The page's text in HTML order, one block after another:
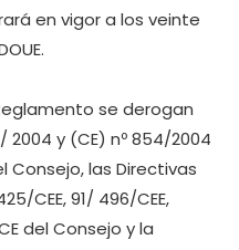
en vigor a los veinte
se derogan
2004 y (CE) nº 854/2004
Consejo, las Directivas
CEE, 91/ 496/CEE,
del Consejo y la